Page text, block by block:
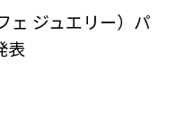
ェ ジュエリー）パ
表